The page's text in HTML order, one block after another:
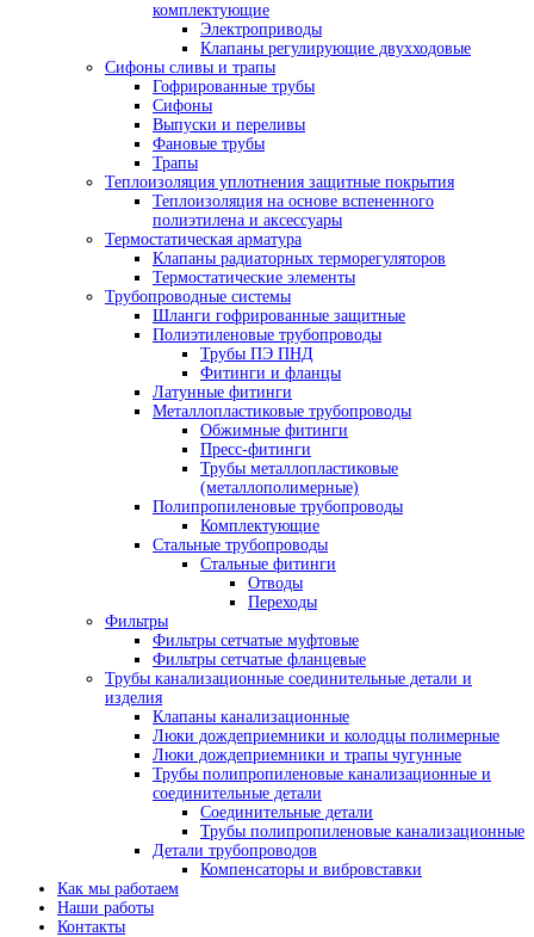
комплектующие
Электроприводы
Клапаны регулирующие двухходовые
Сифоны сливы и трапы
Гофрированные трубы
Сифоны
Выпуски и переливы
Фановые трубы
Трапы
Теплоизоляция уплотнения защитные покрытия
Теплоизоляция на основе вспененного
полиэтилена и аксессуары
Термостатическая арматура
Клапаны радиаторных терморегуляторов
Термостатические элементы
Трубопроводные системы
Шланги гофрированные защитные
Полиэтиленовые трубопроводы
Трубы ПЭ ПНД
Фитинги и фланцы
Латунные фитинги
Металлопластиковые трубопроводы
Обжимные фитинги
Пресс-фитинги
Трубы металлопластиковые
(металлополимерные)
Полипропиленовые трубопроводы
Комплектующие
Стальные трубопроводы
Стальные фитинги
Отводы
Переходы
Фильтры
Фильтры сетчатые муфтовые
Фильтры сетчатые фланцевые
Трубы канализационные соединительные детали и
изделия
Клапаны канализационные
Люки дождеприемники и колодцы полимерные
Люки дождеприемники и трапы чугунные
Трубы полипропиленовые канализационные и
соединительные детали
Соединительные детали
Трубы полипропиленовые канализационные
Детали трубопроводов
Компенсаторы и вибровставки
Как мы работаем
Наши работы
Контакты